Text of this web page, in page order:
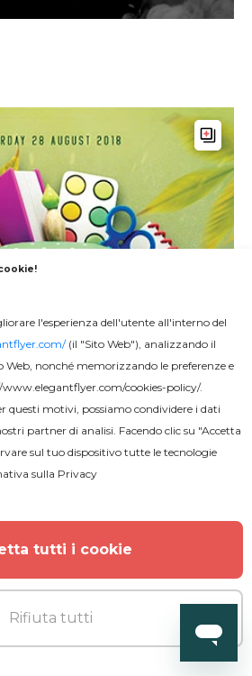
l'esperienza dell'utente all'interno del
(il "Sito Web"), analizzando il
Web, nonché memorizzando le preferenze e
cookies-policy/.
questi motivi, possiamo condividere i dati
partner di analisi. Facendo clic su "Accetta
sul tuo dispositivo tutte le tecnologie
sulla Privacy
tutti i cookie
Rifiuta tutti